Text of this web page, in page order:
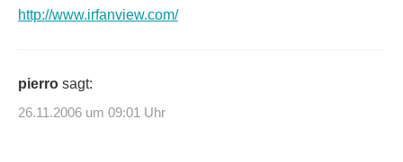
http://www.irfanview.com/
pierro sagt:
26.11.2006 um 09:01 Uhr